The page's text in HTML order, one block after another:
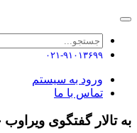
۰۲۱-۹۱۰۱۳۶۹۹
ورود به سیستم
تماس با ما
به تالار گفتگوی